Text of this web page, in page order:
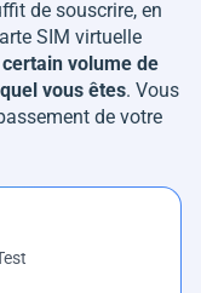
de souscrire, en
SIM virtuelle
volume de
vous êtes. Vous
de votre